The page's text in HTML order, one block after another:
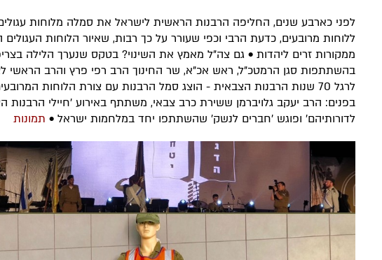
לפני כארבע שנים, החליפה הרבנות הראשית לישראל את סמלה מלוחות
ללוחות מרובעים, כדעת הרבי וכפי שעורר על כך רבות, שאיור הלוחות העגולים
ממקורות זרים ליהדות • גם צה"ל מאמץ את השינוי? בטקס שנערך הלילה
בהשתתפות סגן הרמטכ"ל, ראש אכ"א, שר החינוך הרב רפי פרץ והרב הראשי
לרגל 70 שנות הרבנות הצבאית - הוצג סמל הרבנות עם צורת הלוחות
בפנים: הרב יעקב גלויברמן ששירת כרב צבאי, משתתף באירוע 'חיילי הרבנות
לדורותיהם' ופוגש 'חברים לנשק' שהשתתפו יחד במלחמות ישראל • תמונות